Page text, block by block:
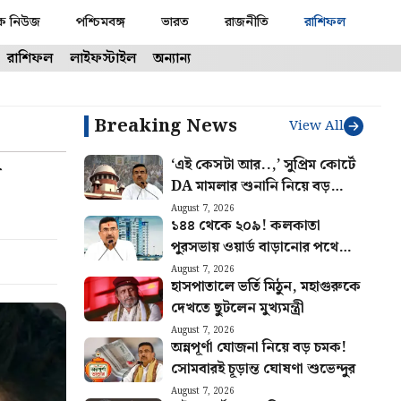
নিউজ পশ্চিমবঙ্গ ভারত রাজনীতি রাশিফল
রাশিফল লাইফস্টাইল অন্যান্য
Breaking News View All
‘এই কেসটা আর..,’ সুপ্রিম কোর্টে
DA মামলার শুনানি নিয়ে বড়
‘সুখবর’, খুশিতে সরকারি কর্মীরা
August 7, 2026
১৪৪ থেকে ২০৯! কলকাতা
পুরসভায় ওয়ার্ড বাড়ানোর পথে
রাজ্য
August 7, 2026
হাসপাতালে ভর্তি মিঠুন, মহাগুরুকে
দেখতে ছুটলেন মুখ্যমন্ত্রী
August 7, 2026
অন্নপূর্ণা যোজনা নিয়ে বড় চমক!
সোমবারই চূড়ান্ত ঘোষণা শুভেন্দুর
August 7, 2026